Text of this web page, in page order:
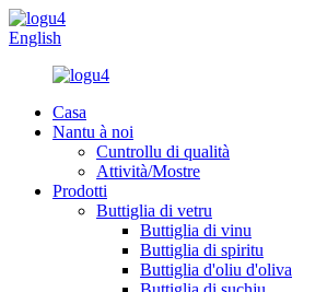
English
Casa
Nantu à noi
Cuntrollu di qualità
Attività/Mostre
Prodotti
Buttiglia di vetru
Buttiglia di vinu
Buttiglia di spiritu
Buttiglia d'oliu d'oliva